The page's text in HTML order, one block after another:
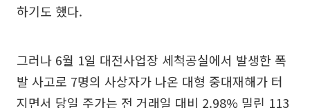
하기도 했다.
그러나 6월 1일 대전사업장 세척공실에서 발생한 폭
발 사고로 7명의 사상자가 나온 대형 중대재해가 터
지면서 당일 주가는 전 거래일 대비 2.98% 밀린 113